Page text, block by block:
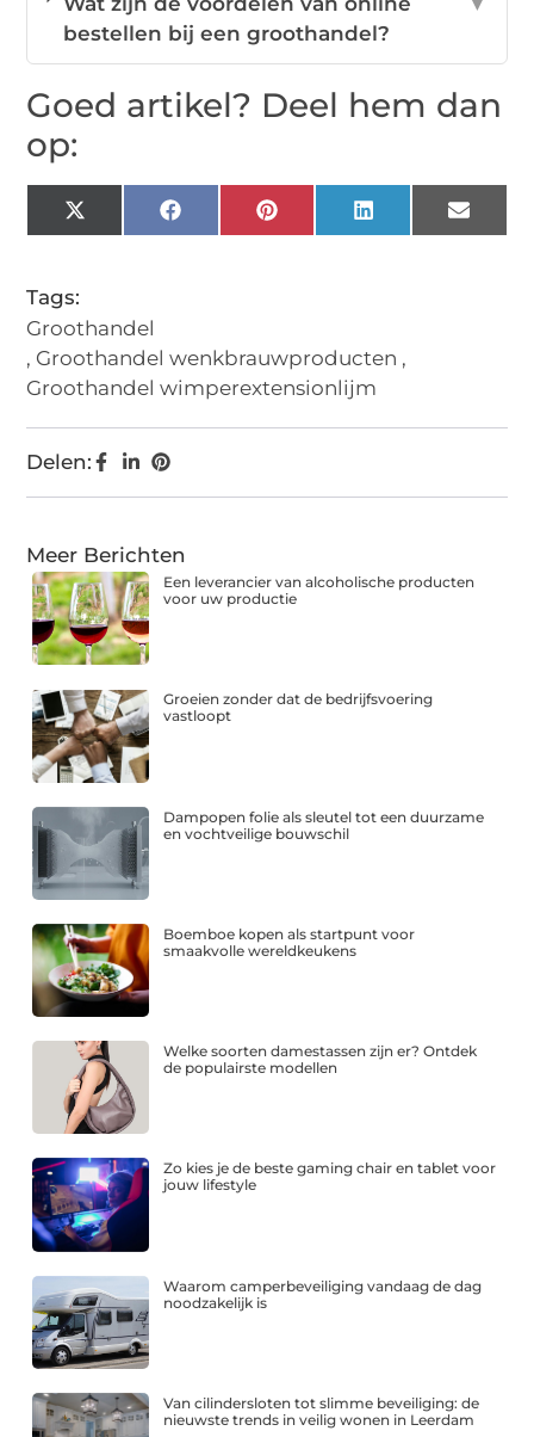
bestellen bij een groothandel?
Goed artikel? Deel hem dan
op:
X
(Twitter)
FacebookPinterestLinkedIn Email
Tags:
Groothandel
, Groothandel wenkbrauwproducten ,
Groothandel wimperextensionlijm
Delen:
Meer Berichten
Een leverancier van alcoholische producten
voor uw productie
Groeien zonder dat de bedrijfsvoering
vastloopt
Dampopen folie als sleutel tot een duurzame
en vochtveilige bouwschil
Boemboe kopen als startpunt voor
smaakvolle wereldkeukens
Welke soorten damestassen zijn er? Ontdek
de populairste modellen
Zo kies je de beste gaming chair en tablet voor
jouw lifestyle
Waarom camperbeveiliging vandaag de dag
noodzakelijk is
Van cilindersloten tot slimme beveiliging: de
nieuwste trends in veilig wonen in Leerdam